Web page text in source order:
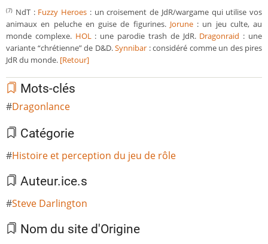
(7) NdT : Fuzzy Heroes : un croisement de JdR/wargame qui utilise vos
animaux en peluche en guise de figurines. Jorune: un jeu culte, au
monde complexe. HOL: une parodie trash de JdR. Dragonraid : une
variante “chrétienne” de D&D.Synnibar : considéré comme un des pires
JdR du monde. [Retour]
Mots-clés
Dragonlance
Catégorie
Histoire et perception du jeu de rôle
Auteur.ice.s
Steve Darlington
Nom du site d'Origine